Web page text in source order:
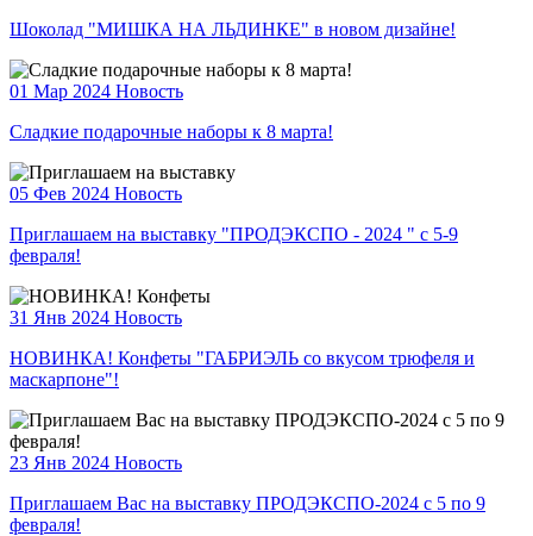
Шоколад "МИШКА НА ЛЬДИНКЕ" в новом дизайне!
01 Мар 2024 Новость
Сладкие подарочные наборы к 8 марта!
05 Фев 2024 Новость
Приглашаем на выставку "ПРОДЭКСПО - 2024 " с 5-9
февраля!
31 Янв 2024 Новость
НОВИНКА! Конфеты "ГАБРИЭЛЬ со вкусом трюфеля и
маскарпоне"!
23 Янв 2024 Новость
Приглашаем Вас на выставку ПРОДЭКСПО-2024 с 5 по 9
февраля!